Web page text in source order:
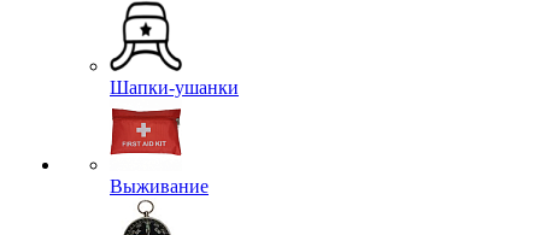
Шапки-ушанки
Выживание